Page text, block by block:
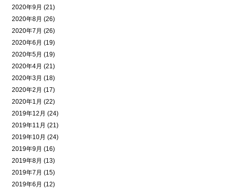
2020年9月 (21)
2020年8月 (26)
2020年7月 (26)
2020年6月 (19)
2020年5月 (19)
2020年4月 (21)
2020年3月 (18)
2020年2月 (17)
2020年1月 (22)
2019年12月 (24)
2019年11月 (21)
2019年10月 (24)
2019年9月 (16)
2019年8月 (13)
2019年7月 (15)
2019年6月 (12)